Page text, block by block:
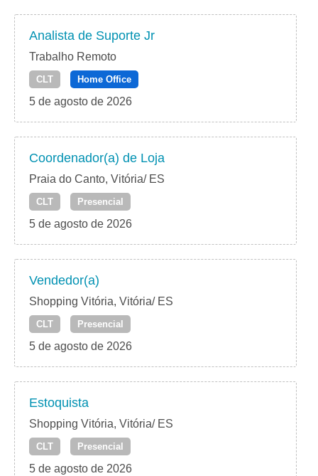
Analista de Suporte Jr
Trabalho Remoto
CLT Home Office
5 de agosto de 2026
Coordenador(a) de Loja
Praia do Canto, Vitória/ ES
CLT Presencial
5 de agosto de 2026
Vendedor(a)
Shopping Vitória, Vitória/ ES
CLT Presencial
5 de agosto de 2026
Estoquista
Shopping Vitória, Vitória/ ES
CLT Presencial
5 de agosto de 2026